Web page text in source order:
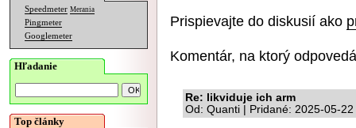
Speedmeter Merania
Pingmeter
Googlemeter
Hľadanie
Top články
Prispievajte do diskusií ako
Komentár, na ktorý
Re: likviduje ich arm
Od: Quanti | Pridané: 2025-05-